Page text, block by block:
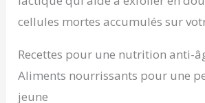
cellules mortes accumulés sur
Recettes pour une nutrition anti-
Aliments nourrissants pour une
jeune